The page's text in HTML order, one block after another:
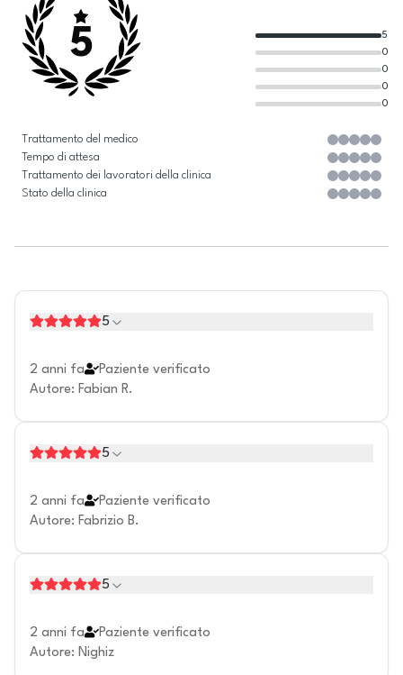
5
0
0
0
0
5
Trattamento del medico
Tempo di attesa
Trattamento dei lavoratori della clinica
Stato della clinica
5
2 anni fa
Paziente verificato
Autore: Fabian R.
5
2 anni fa
Paziente verificato
Autore: Fabrizio B.
5
2 anni fa
Paziente verificato
Autore: Nighiz